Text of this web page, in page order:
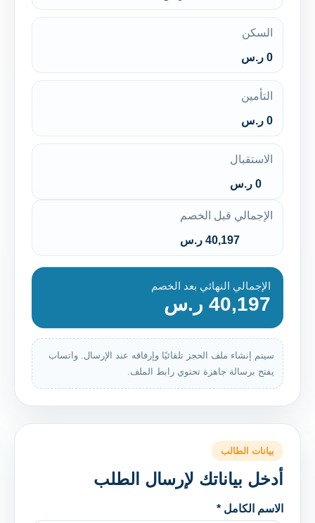
السكن
0 ر.س
التأمين
0 ر.س
الاستقبال
0 ر.س
الإجمالي قبل الخصم
40,197 ر.س
الإجمالي النهائي بعد الخصم
40,197 ر.س
سيتم إنشاء ملف الحجز تلقائيًا وإرفاقه عند الإرسال. واتساب
يفتح برسالة جاهزة تحتوي رابط الملف.
بيانات الطالب
أدخل بياناتك لإرسال الطلب
الاسم الكامل *